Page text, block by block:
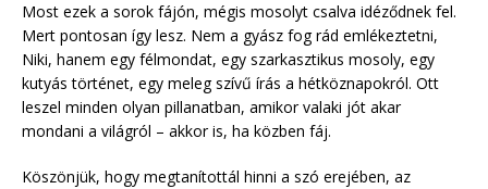
Most ezek a sorok fájón, mégis mosolyt csalva idéződnek fel.
Mert pontosan így lesz. Nem a gyász fog rád emlékeztetni,
Niki, hanem egy félmondat, egy szarkasztikus mosoly, egy
kutyás történet, egy meleg szívű írás a hétköznapokról. Ott
leszel minden olyan pillanatban, amikor valaki jót akar
mondani a világról – akkor is, ha közben fáj.
Köszönjük, hogy megtanítottál hinni a szó erejében, az